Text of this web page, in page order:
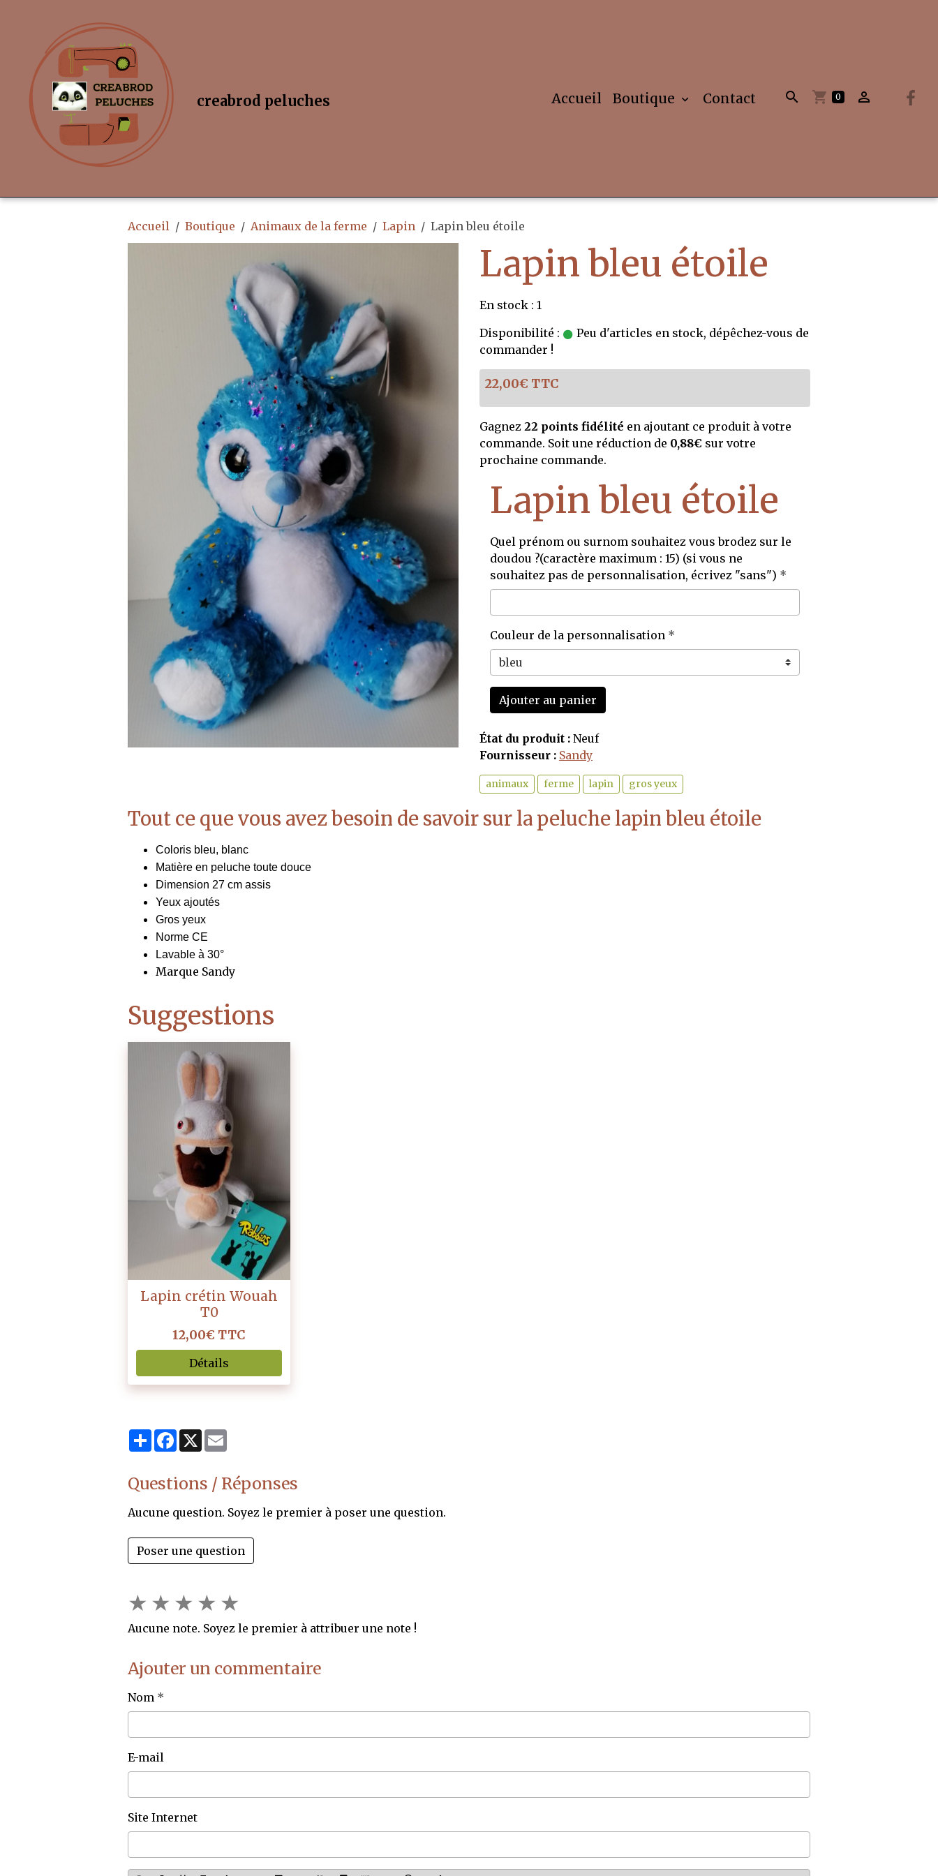
creabrod peluches Accueil Boutique Contact 0
Accueil Boutique Animaux de la ferme Lapin Lapin bleu étoile
Lapin bleu étoile
En stock : 1
Disponibilité :
Peu d'articles en stock, dépêchez-vous de
commander !
22,00€ TTC
Gagnez 22 points fidélité en ajoutant ce produit à votre
commande. Soit une réduction de 0,88€ sur votre
prochaine commande.
Lapin bleu étoile
Quel prénom ou surnom souhaitez vous brodez sur le
doudou ?(caractère maximum : 15) (si vous ne
souhaitez pas de personnalisation, écrivez "sans")
Couleur de la personnalisation
Ajouter au panier
État du produit : Neuf
Fournisseur : Sandy
animaux ferme lapin gros yeux
Tout ce que vous avez besoin de savoir sur la peluche lapin bleu étoile
Coloris bleu, blanc
Matière en peluche toute douce
Dimension 27 cm assis
Yeux ajoutés
Gros yeux
Norme CE
Lavable à 30°
Marque Sandy
Suggestions
Lapin crétin Wouah
T0
12,00€ TTC
Détails
PartagerFacebook
X
Questions / Réponses
Aucune question. Soyez le premier à poser une question.
Poser une question
★ ★ ★ ★ ★
Aucune note. Soyez le premier à attribuer une note !
Ajouter un commentaire
Nom
E-mail
Site Internet